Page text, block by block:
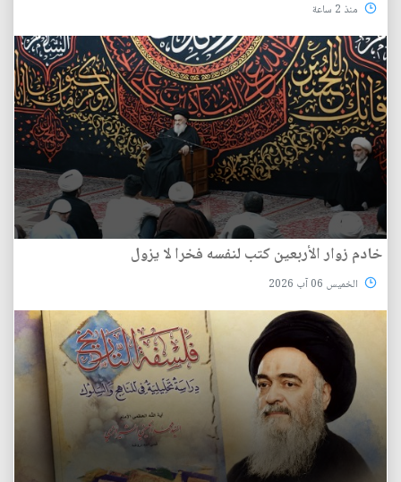
منذ 2 ساعة
خادم زوار الأربعين كتب لنفسه فخرا لا يزول
الخميس 06 آب 2026